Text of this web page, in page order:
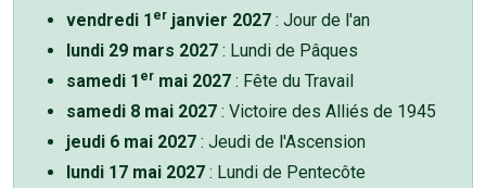
vendredi 1 er janvier 2027 : Jour de l'an
lundi 29 mars 2027 : Lundi de Pâques
samedi 1 er mai 2027 : Fête du Travail
samedi 8 mai 2027 : Victoire des Alliés de 1945
jeudi 6 mai 2027 : Jeudi de l'Ascension
lundi 17 mai 2027 : Lundi de Pentecôte